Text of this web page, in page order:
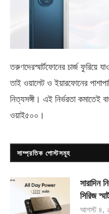
তরুণদেরস্মার্টফোনের চার্জ ফুরিয়ে
তাই ওয়ালেট ও ইয়ারফোনের
নিত্যসঙ্গী। এই নির্ভরতা কমাতেই
ওয়াই৫০০ ।
সাম্প্রতিক পোস্টসমূহ
সারাদিন
সিরিজ
আগস্ট ৪,